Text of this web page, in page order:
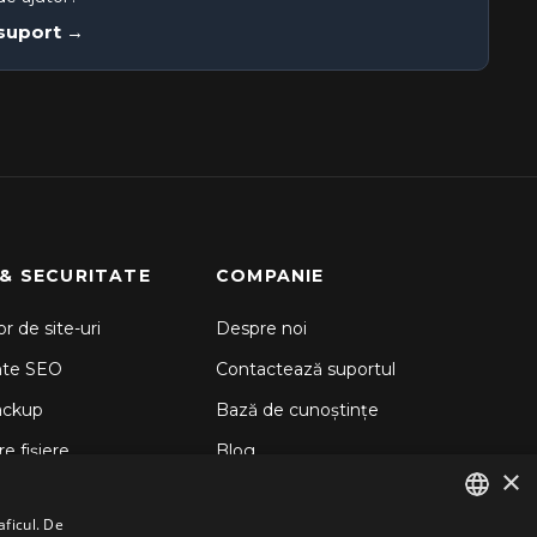
→
SECURITATE
de site-uri
SEO
fișiere
COMPANIE
Despre noi
Contactează suportul
Bază de cunoștințe
Blog
×
De